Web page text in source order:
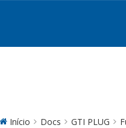
Início Docs GTI PLUG